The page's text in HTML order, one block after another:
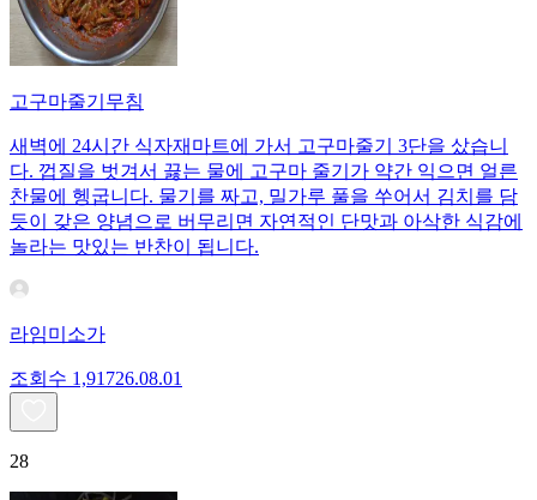
고구마줄기무침
새벽에 24시간 식자재마트에 가서 고구마줄기 3단을 샀습니
다. 껍질을 벗겨서 끓는 물에 고구마 줄기가 약간 익으면 얼른
찬물에 헹굽니다. 물기를 짜고, 밀가루 풀을 쑤어서 김치를 담
듯이 갖은 양념으로 버무리면 자연적인 단맛과 아삭한 식감에
놀라는 맛있는 반찬이 됩니다.
라임미소가
조회수 1,91726.08.01
28